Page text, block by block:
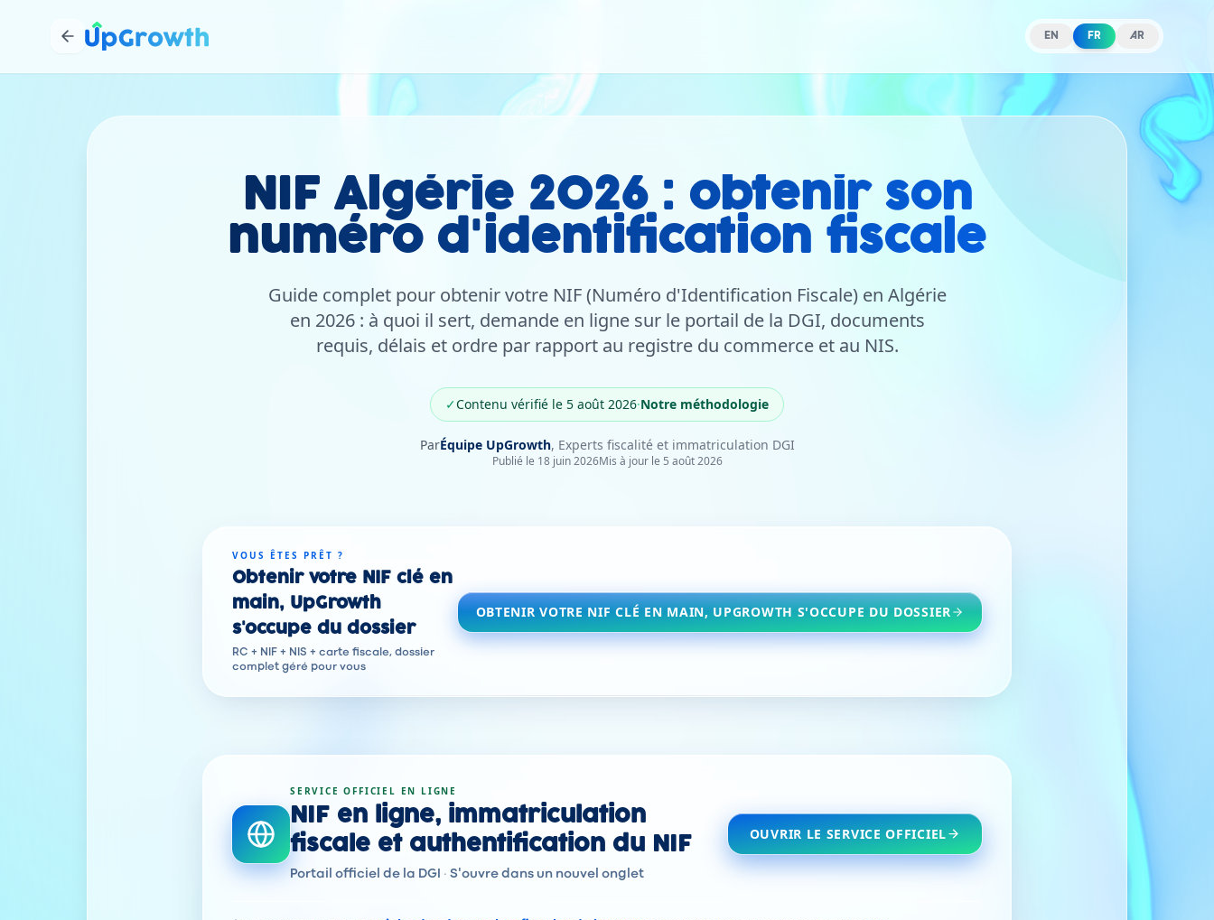
EN FR AR
NIF Algérie 2026 : obtenir son
numéro d'identification fiscale
Guide complet pour obtenir votre NIF (Numéro d'Identification Fiscale) en Algérie
en 2026 : à quoi il sert, demande en ligne sur le portail de la DGI, documents
requis, délais et ordre par rapport au registre du commerce et au NIS.
✓Contenu vérifié le 5 août 2026·Notre méthodologie
ParÉquipe UpGrowth, Experts fiscalité et immatriculation DGI
Publié le 18 juin 2026Mis à jour le 5 août 2026
VOUS ÊTES PRÊT ?
Obtenir votre NIF clé en
main, UpGrowth
s'occupe du dossier
RC + NIF + NIS + carte fiscale, dossier
complet géré pour vous
OBTENIR VOTRE NIF CLÉ EN MAIN, UPGROWTH S'OCCUPE DU DOSSIER
SERVICE OFFICIEL EN LIGNE
NIF en ligne, immatriculation
fiscale et authentification du NIF
Portail officiel de la DGI · S'ouvre dans un nouvel onglet
OUVRIR LE SERVICE OFFICIEL